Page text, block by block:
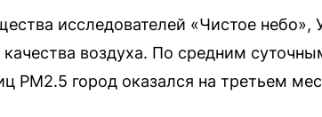
исследователей «Чистое
качества воздуха. По средним
PM2.5 город оказался на третьем